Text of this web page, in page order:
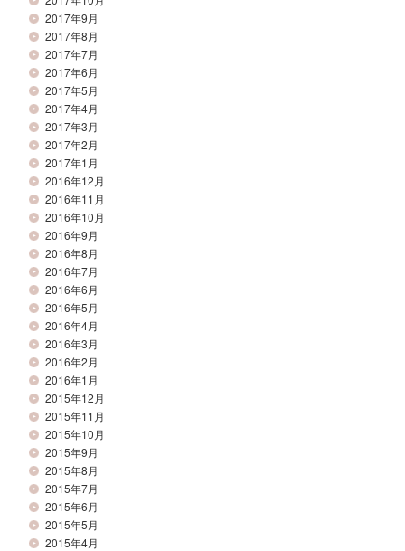
2017年9月
2017年8月
2017年7月
2017年6月
2017年5月
2017年4月
2017年3月
2017年2月
2017年1月
2016年12月
2016年11月
2016年10月
2016年9月
2016年8月
2016年7月
2016年6月
2016年5月
2016年4月
2016年3月
2016年2月
2016年1月
2015年12月
2015年11月
2015年10月
2015年9月
2015年8月
2015年7月
2015年6月
2015年5月
2015年4月